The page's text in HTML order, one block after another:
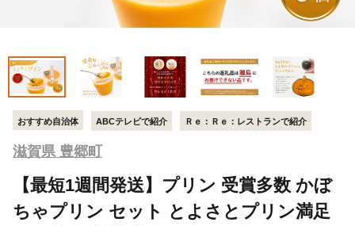
おすすめ自治体 ABCテレビで紹介 Ｒｅ：Ｒｅ：レストランで紹介
滋賀県 豊郷町
【最短1週間発送】プリン 受賞多数 かぼ
ちゃプリン セット とよさとプリン満足